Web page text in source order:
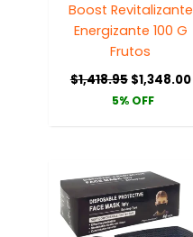
Boost Revitalizante
Energizante 100 G
Frutos
$1,418.95 $1,348.00
5% OFF